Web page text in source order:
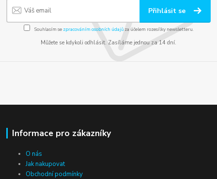
Přihlásit se
Souhlasím se zpracováním osobních údajůza účelem rozesílky newsletteru.
Můžete se kdykoli odhlásit. Zasíláme jednou za 14 dní.
Informace pro zákazníky
O nás
Jak nakupovat
Obchodní podmínky